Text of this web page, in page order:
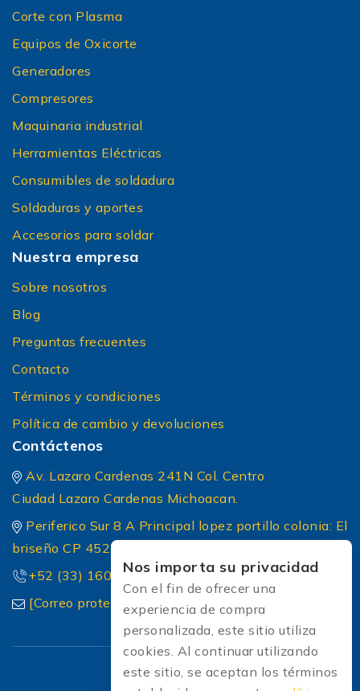
Corte con Plasma
Equipos de Oxicorte
Generadores
Compresores
Maquinaria industrial
Herramientas Eléctricas
Consumibles de soldadura
Soldaduras y aportes
Accesorios para soldar
Nuestra empresa
Sobre nosotros
Blog
Preguntas frecuentes
Contacto
Términos y condiciones
Política de cambio y devoluciones
Contáctenos
Av. Lazaro Cardenas 241N Col. Centro
Ciudad Lazaro Cardenas Michoacan.
Periferico Sur 8 A Principal lopez portillo colonia: El
briseño CP 45236 Zapopan Jalisco
+52 (33) 1604 5032
[Correo protected]
Nos importa su privacidad
Con el fin de ofrecer una
experiencia de compra
personalizada, este sitio utiliza
cookies. Al continuar utilizando
este sitio, se aceptan los términos